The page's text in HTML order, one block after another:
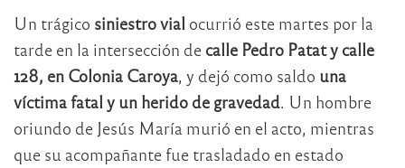
Un trágico siniestro vial ocurrió este martes por la
tarde en la intersección de calle Pedro Patat y calle
128, en Colonia Caroya, y dejó como saldo una
víctima fatal y un herido de gravedad. Un hombre
oriundo de Jesús María murió en el acto, mientras
que su acompañante fue trasladado en estado